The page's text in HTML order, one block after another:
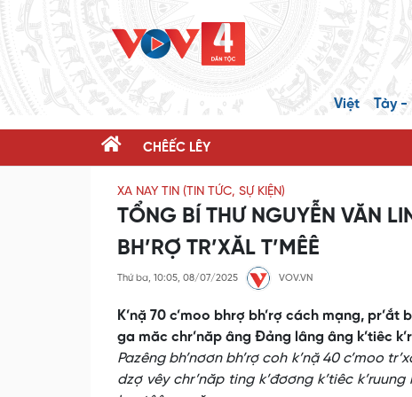
Việt Tày -
CHÊẾC LÊY
XA NAY TIN (TIN TỨC, SỰ KIỆN)
TỔNG BÍ THƯ NGUYỄN VĂN
BH’RỢ TR’XĂL T’MÊÊ
Thứ ba, 10:05, 08/07/2025 VOV.VN
K’nặ 70 c’moo bhrợ bh’rợ cách mạng,
ga măc chr’năp âng Đảng lâng âng k’tiêc
Pazêng bh’nơơn bh’rợ coh k’nặ 40 c’moo
dzợ vêy chr’năp ting k’đơơng k’tiêc